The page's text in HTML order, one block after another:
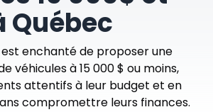
Québec
enchanté de proposer une
véhicules à 15 000 $ ou moins,
attentifs à leur budget et en
compromettre leurs finances.